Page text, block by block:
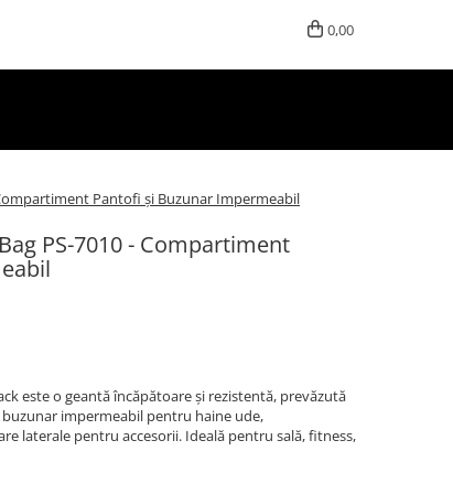
0,00
Pantofi și Buzunar Impermeabil
PS-7010 - Compartiment
este o geantă încăpătoare și rezistentă, prevăzută
impermeabil pentru haine ude,
laterale pentru accesorii. Ideală pentru sală, fitness,